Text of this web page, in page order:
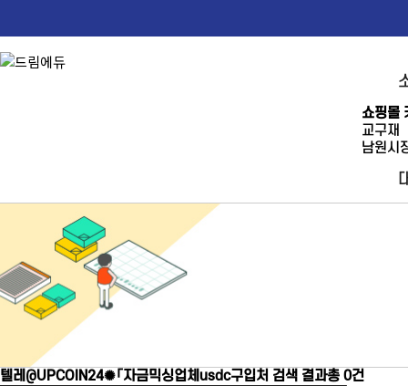
쇼핑몰
교구재
남원시
텔레@UPCOIN24✺「자금믹싱업체usdc구입처 검색 결과총 0건